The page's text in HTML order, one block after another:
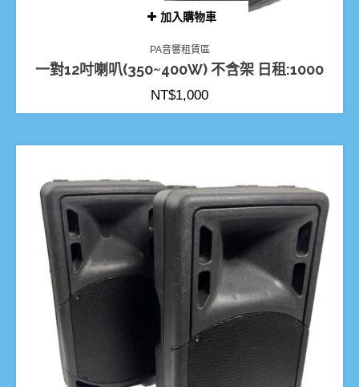
加入購物車
PA音響租賃區
一對12吋喇叭(350~400W) 不含架 日租:1000
NT$1,000